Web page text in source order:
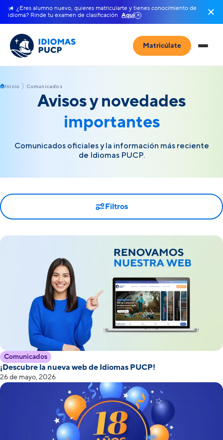
¿Eres alumno nuevo, quieres matricularte y tienes conocimiento de
idioma? Rinde tu examen de clasificación Aquí
Matricúlate
Inicio Comunicados
Avisos y novedades
importantes
Comunicados oficiales y la información más reciente
de Idiomas PUCP.
Filtros
Comunicados
¡Descubre la nueva web de Idiomas PUCP!
26 de mayo, 2026